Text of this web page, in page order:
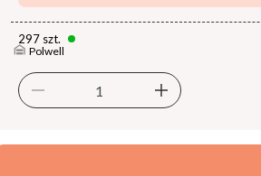
297 szt.
Polwell